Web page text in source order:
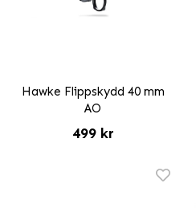
Hawke Flippskydd 40 mm
AO
499 kr